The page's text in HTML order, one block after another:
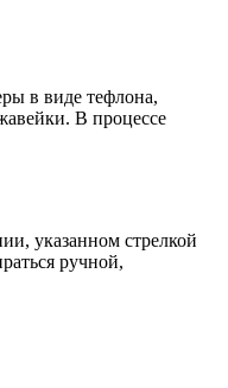
в виде тефлона,
В процессе
указанном стрелкой
ручной,